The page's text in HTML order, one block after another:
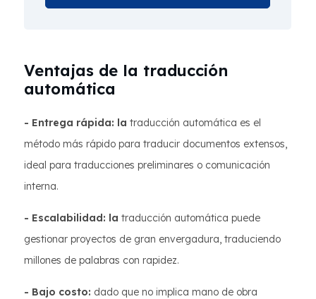
Ventajas de la traducción
automática
- Entrega rápida: la traducción automática es el
método más rápido para traducir documentos extensos,
ideal para traducciones preliminares o comunicación
interna.
- Escalabilidad: la traducción automática puede
gestionar proyectos de gran envergadura, traduciendo
millones de palabras con rapidez.
- Bajo costo: dado que no implica mano de obra